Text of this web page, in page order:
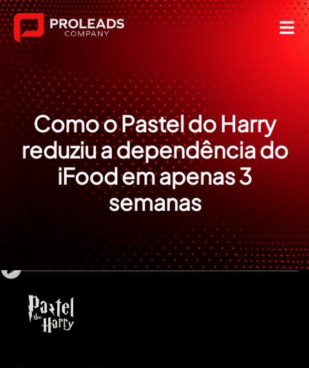
Como o Pastel do Harry
reduziu a dependência do
iFood em apenas 3
semanas